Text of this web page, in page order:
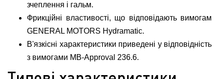
зчеплення і гальм.
Фрикційні властивості, що відповідають вимогам
GENERAL MOTORS Hydramatic.
В'язкісні характеристики приведені у відповідність
з вимогами MB-Approval 236.6.